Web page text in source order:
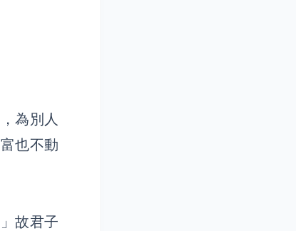
為別人
也不動
故君子